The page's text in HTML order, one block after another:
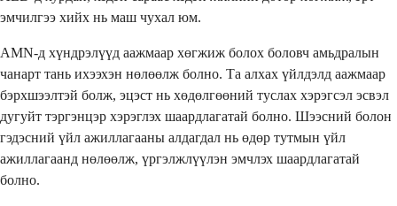
эмчилгээ хийх нь маш чухал юм.
AMN-д хүндрэлүүд аажмаар хөгжиж болох боловч амьдралын
чанарт тань ихээхэн нөлөөлж болно. Та алхах үйлдэлд аажмаар
бэрхшээлтэй болж, эцэст нь хөдөлгөөний туслах хэрэгсэл эсвэл
дугуйт тэргэнцэр хэрэглэх шаардлагатай болно. Шээсний болон
гэдэсний үйл ажиллагааны алдагдал нь өдөр тутмын үйл
ажиллагаанд нөлөөлж, үргэлжлүүлэн эмчлэх шаардлагатай
болно.